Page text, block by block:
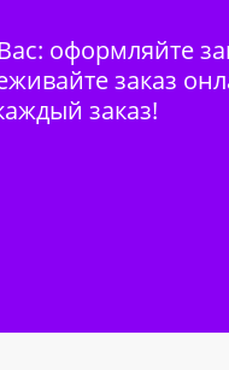
оформляйте
заказ
заказ!